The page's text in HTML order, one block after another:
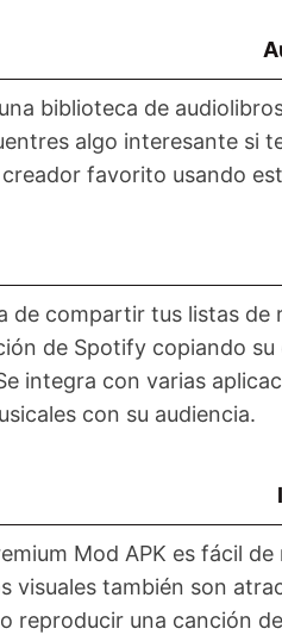
biblioteca de
algo interesante si
favorito usando
de compartir tus listas de
de Spotify copiando
integra con varias
con su audiencia.
Mod APK es fácil
visuales también son
reproducir una canción